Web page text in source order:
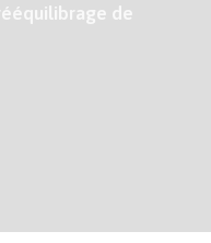
de